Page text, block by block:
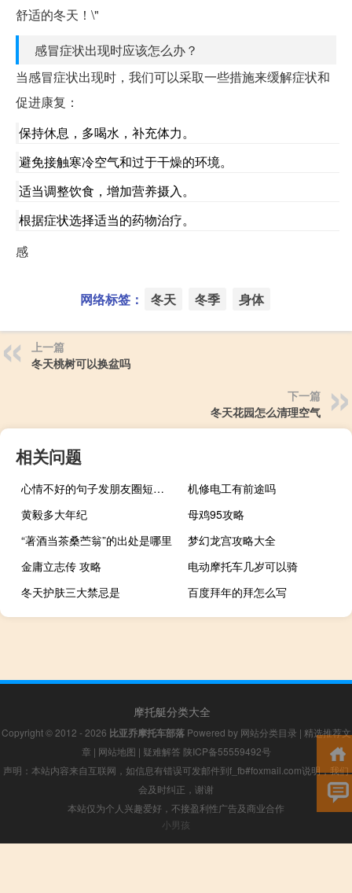
舒适的冬天！\"
感冒症状出现时应该怎么办？
当感冒症状出现时，我们可以采取一些措施来缓解症状和
促进康复：
保持休息，多喝水，补充体力。
避免接触寒冷空气和过于干燥的环境。
适当调整饮食，增加营养摄入。
根据症状选择适当的药物治疗。
感
网络标签： 冬天 冬季 身体
上一篇
冬天桃树可以换盆吗
下一篇
冬天花园怎么清理空气
相关问题
心情不好的句子发朋友圈短句（心情不好的句子）
机修电工有前途吗
黄毅多大年纪
母鸡95攻略
“著酒当茶桑苎翁”的出处是哪里
梦幻龙宫攻略大全
金庸立志传 攻略
电动摩托车几岁可以骑
冬天护肤三大禁忌是
百度拜年的拜怎么写
摩托艇分类大全
Copyright © 2012 - 2026 比亚乔摩托车部落Powered by 网站分类目录 | 精选推荐文
章 | 网站地图 | 疑难解答 陕ICP备55559492号
声明：本站内容来自互联网，如信息有错误可发邮件到f_fb#foxmail.com说明，我们
会及时纠正，谢谢
本站仅为个人兴趣爱好，不接盈利性广告及商业合作
小男孩